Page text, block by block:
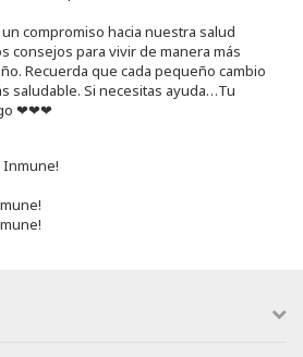
compromiso hacia nuestra salud
consejos para vivir de manera más
Recuerda que cada pequeño cambio
saludable. Si necesitas ayuda…Tu
❤❤❤